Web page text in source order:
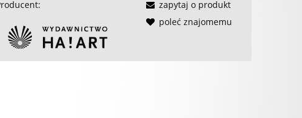
zapytaj o produkt
poleć znajomemu